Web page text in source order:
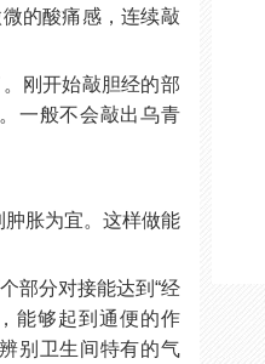
的酸痛感，连续敲
刚开始敲胆经的部
一般不会敲出乌青
胀为宜。这样做能
部分对接能达到“经
能够起到通便的作
别卫生间特有的气